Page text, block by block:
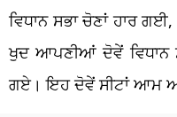
ਵਿਧਾਨ ਸਭਾ ਚੋਣਾਂ ਹਾਰ
ਖੁਦ ਆਪਣੀਆਂ ਦੋਵੇਂ ਵਿਧਾਨ
ਗਏ। ਇਹ ਦੋਵੇਂ ਸੀਟਾਂ ਆਮ